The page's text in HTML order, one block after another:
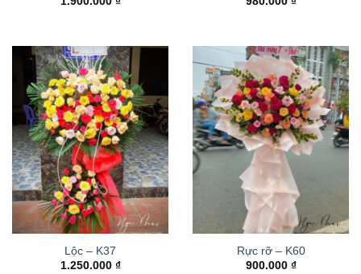
Lộc – K37
1.250.000 ₫
Rực rỡ – K60
900.000 ₫